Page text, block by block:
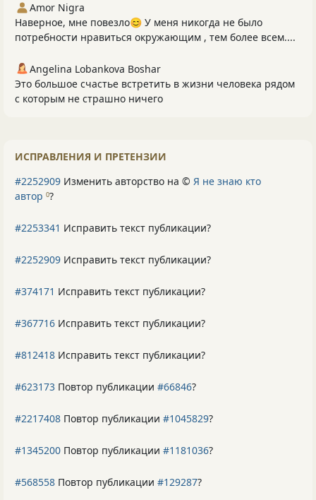
Amor Nigra
Наверное, мне повезло😊 У меня никогда не было
потребности нравиться окружающим , тем более всем....
Angelina Lobankova Boshar
Это большое счастье встретить в жизни человека рядом
с которым не страшно ничего
ИСПРАВЛЕНИЯ И ПРЕТЕНЗИИ
#2252909 Изменить авторство на © Я не знаю кто
автор 0?
#2253341 Исправить текст публикации?
#2252909 Исправить текст публикации?
#374171 Исправить текст публикации?
#367716 Исправить текст публикации?
#812418 Исправить текст публикации?
#623173 Повтор публикации #66846?
#2217408 Повтор публикации #1045829?
#1345200 Повтор публикации #1181036?
#568558 Повтор публикации #129287?